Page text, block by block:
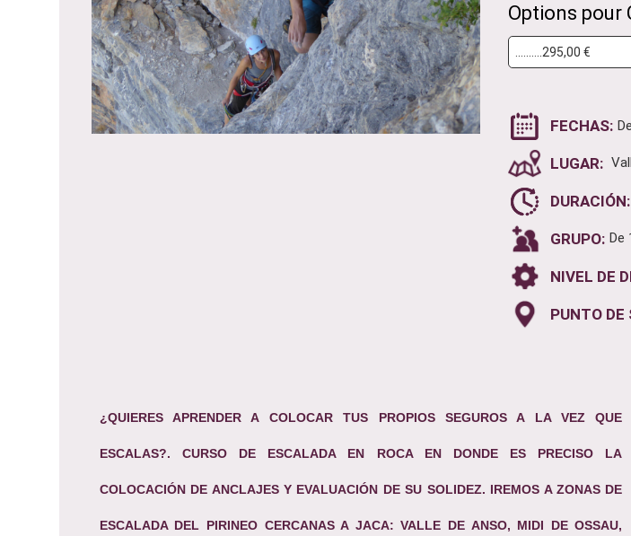
Options pour
FECHAS:
LUGAR:
DURACIÓN:
GRUPO: De
NIVEL DE
PUNTO DE
¿QUIERES APRENDER A COLOCAR TUS PROPIOS SEGUROS A LA VEZ QUE
ESCALAS?. CURSO DE ESCALADA EN ROCA EN DONDE ES PRECISO LA
COLOCACIÓN DE ANCLAJES Y EVALUACIÓN DE SU SOLIDEZ. IREMOS A ZONAS DE
ESCALADA DEL PIRINEO CERCANAS A JACA: VALLE DE ANSO, MIDI DE OSSAU,